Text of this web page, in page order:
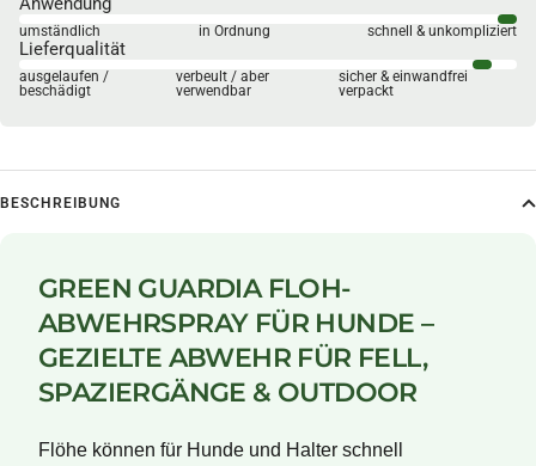
umständlich in Ordnung schnell & unkompliziert
Lieferqualität
ausgelaufen /
beschädigt
verbeult / aber
verwendbar
sicher & einwandfrei
verpackt
BESCHREIBUNG
GREEN GUARDIA FLOH-
ABWEHRSPRAY FÜR HUNDE –
GEZIELTE ABWEHR FÜR FELL,
SPAZIERGÄNGE & OUTDOOR
Flöhe können für Hunde und Halter schnell